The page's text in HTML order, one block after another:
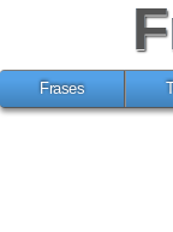
Frases